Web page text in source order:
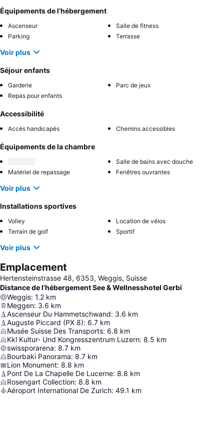
Équipements de l’hébergement
Ascenseur
Salle de fitness
Parking
Terrasse
Voir plus
Séjour enfants
Garderie
Parc de jeux
Repas pour enfants
Accessibilité
Accès handicapés Chemins accessibles
Équipements de la chambre
Salle de bains avec douche
Matériel de repassage
Fenêtres ouvrantes
Voir plus
Installations sportives
Volley
Location de vélos
Terrain de golf
Sportif
Voir plus
Emplacement
Hertensteinstrasse 48, 6353, Weggis, Suisse
Distance de l’hébergement See & Wellnesshotel Gerbi
Weggis: 1.2 km
Meggen: 3.6 km
Ascenseur Du Hammetschwand: 3.6 km
Auguste Piccard (PX 8): 6.7 km
Musée Suisse Des Transports: 6.8 km
Kkl Kultur- Und Kongresszentrum Luzern: 8.5 km
swissporarena: 8.7 km
Bourbaki Panorama: 8.7 km
Lion Monument: 8.8 km
Pont De La Chapelle De Lucerne: 8.8 km
Rosengart Collection: 8.8 km
Aéroport International De Zurich: 49.1 km